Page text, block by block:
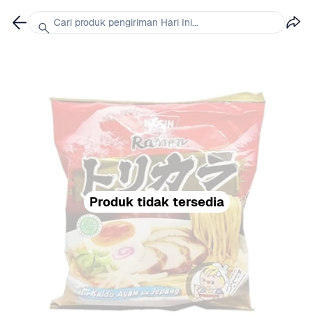
Produk tidak tersedia
Cari produk pengiriman Hari Ini...